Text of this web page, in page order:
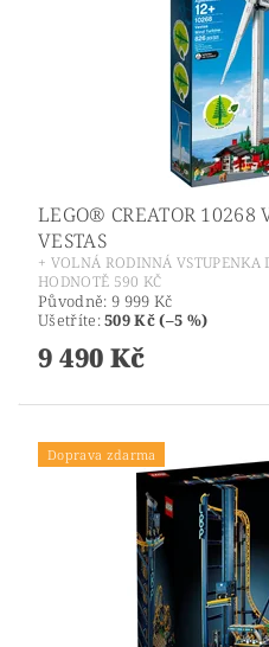
LEGO® CREATOR 10268
VESTAS
+ VOLNÁ RODINNÁ VSTUPENKA
HODNOTĚ 590 KČ
Původně: 9 999 Kč
Ušetříte:509 Kč (–5 %)
9 490 Kč
Doprava zdarma